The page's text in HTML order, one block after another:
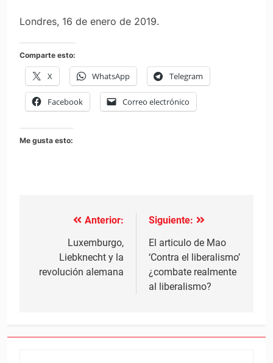
Londres, 16 de enero de 2019.
Comparte esto:
X WhatsApp Telegram
Facebook Correo electrónico
Me gusta esto:
Navegación
entradas
Anterior:
Luxemburgo,
Liebknecht y la
revolución alemana
Siguiente:
El articulo de Mao
‘Contra el liberalismo’
¿combate realmente
al liberalismo?